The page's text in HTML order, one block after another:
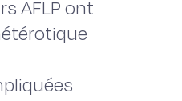
AFLP ont